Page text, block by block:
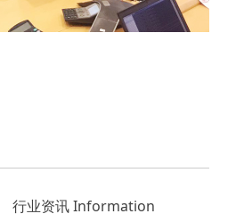
行业资讯 Information